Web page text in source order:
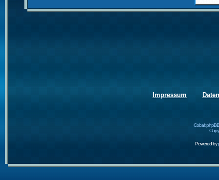
Impressum
Cobalt
Powered by